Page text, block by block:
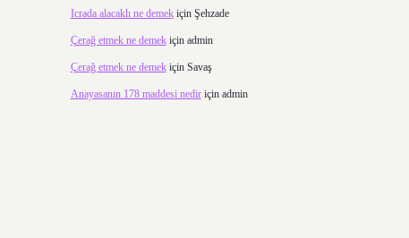
Icrada alacaklı ne demekiçin Şehzade
Çerağ etmek ne demekiçin admin
Çerağ etmek ne demekiçin Savaş
Anayasanın 178 maddesi nediriçin admin